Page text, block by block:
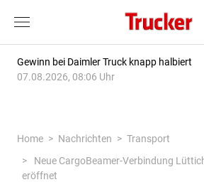
Gewinn bei Daimler Truck knapp halbiert
07.08.2026, 08:06 Uhr
Home Nachrichten
Transport
Neue CargoBeamer-Verbindung
eröffnet